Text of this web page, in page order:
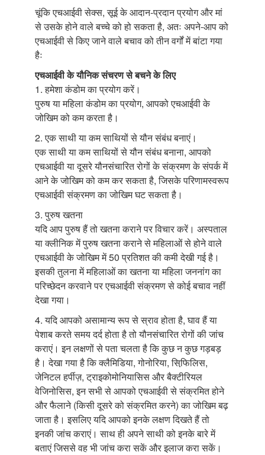
चूंकि एचआईवी सेक्स, सूई के आदान-प्रदान प्रयोग और मां
से उसके होने वाले बच्चे को हो सकता है, अतः अपने-आप को
एचआईवी से किए जाने वाले बचाव को तीन वर्गों में बांटा गया
हैः
एचआईवी के यौनिक संचरण से बचने के लिए
1. हमेशा कंडोम का प्रयोग करें।
पुरुष या महिला कंडोम का प्रयोग, आपको एचआईवी के
जोखिम को कम करता है।
2. एक साथी या कम साथियों से यौन संबंध बनाएं।
एक साथी या कम साथियों से यौन संबंध बनाना, आपको
एचआईवी या दूसरे यौनसंचारित रोगों के संक्रमण के संपर्क में
आने के जोखिम को कम कर सकता है, जिसके परिणामस्वरूप
एचआईवी संक्रमण का जोखिम घट सकता है।
3. पुरुष खतना
यदि आप पुरुष हैं तो खतना कराने पर विचार करें। अस्पताल
या क्लीनिक में पुरुष खतना कराने से महिलाओं से होने वाले
एचआईवी के जोखिम में 50 प्रतिशत की कमी देखी गई है।
इसकी तुलना में महिलाओं का खतना या महिला जननांग का
परिच्छेदन करवाने पर एचआईवी संक्रमण से कोई बचाव नहीं
देखा गया।
4. यदि आपको असामान्य रूप से स्राव होता है, घाव हैं या
पेशाब करते समय दर्द होता है तो यौनसंचारित रोगों की जांच
कराएं। इन लक्षणों से पता चलता है कि कुछ न कुछ गड़बड़
है। देखा गया है कि क्लैमिडिया, गोनोरिया, सिफि़लिस,
जेनिटल हर्पीज़, ट्राइकोमोनियासिस और बैक्टीरियल
वेजिनोसिस, इन सभी से आपको एचआईवी से संक्रमित होने
और फैलाने (किसी दूसरे को संक्रमित करने) का जोखिम बढ़
जाता है। इसलिए यदि आपको इनके लक्षण दिखते हैं तो
इनकी जांच कराएं। साथ ही अपने साथी को इनके बारे में
बताएं जिससे वह भी जांच करा सकें और इलाज करा सकें।